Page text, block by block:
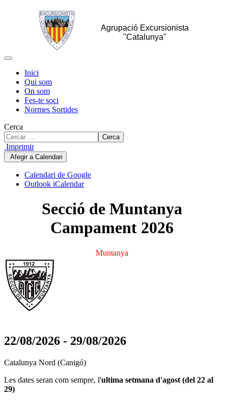
Agrupació Excursionista
"Catalunya"
Inici
Qui som
On som
Fes-te soci
Normes Sortides
Cerca
Cerca
Imprimir
Afegir a Calendari
Calendari de Google
Outlook iCalendar
Secció de Muntanya
Campament 2026
Muntanya
22/08/2026 - 29/08/2026
Catalunya Nord (Canigó)
Les dates seran com sempre, l'ultima setmana d'agost (del 22 al
29)